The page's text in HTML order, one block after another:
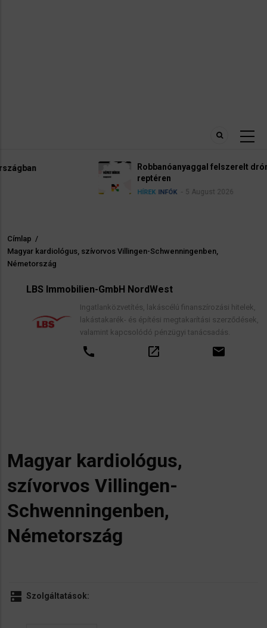
Robbanóanyaggal felszerelt drónt találtak a lipcsei
5 August 2026
Morzsa
Címlap /
Magyar kardiológus, szívorvos Villingen-Schwenningenben,
Németország
LBS Immobilien-GmbH NordWest
Ingatlanközvetítés, lakáscélú finanszírozási hitelek,
lakástakarék- és építési megtakarítási szerződések,
valamint kapcsolódó pénzügyi tanácsadás.
Magyar kardiológus,
szívorvos Villingen-
Schwenningenben,
Németország
dns Szolgáltatások: